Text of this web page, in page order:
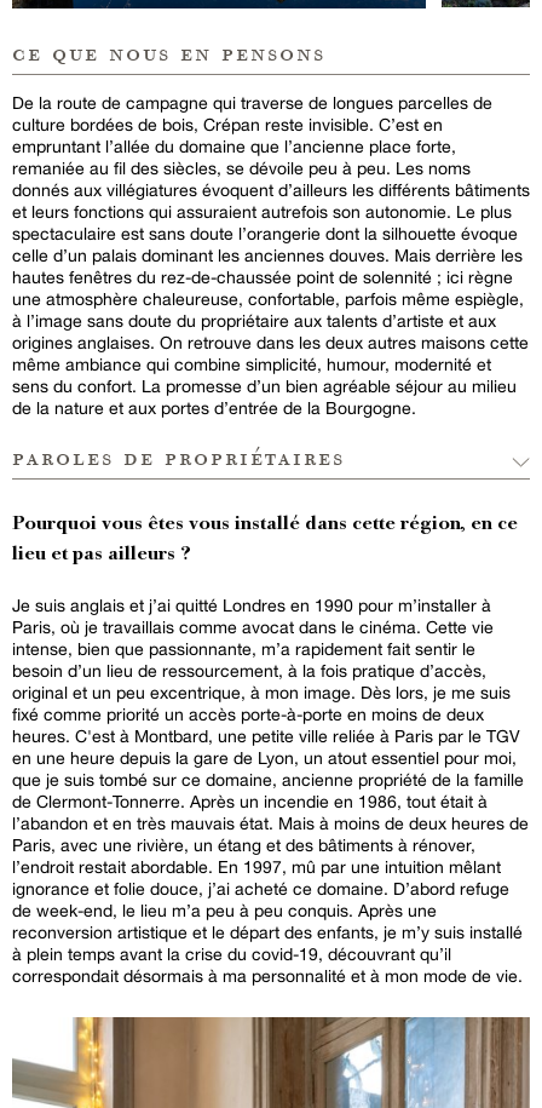
ce que nous en pensons
De la route de campagne qui traverse de longues parcelles de
culture bordées de bois, Crépan reste invisible. C’est en
empruntant l’allée du domaine que l’ancienne place forte,
remaniée au fil des siècles, se dévoile peu à peu. Les noms
donnés aux villégiatures évoquent d’ailleurs les différents bâtiments
et leurs fonctions qui assuraient autrefois son autonomie. Le plus
spectaculaire est sans doute l’orangerie dont la silhouette évoque
celle d’un palais dominant les anciennes douves. Mais derrière les
hautes fenêtres du rez-de-chaussée point de solennité ; ici règne
une atmosphère chaleureuse, confortable, parfois même espiègle,
à l’image sans doute du propriétaire aux talents d’artiste et aux
origines anglaises. On retrouve dans les deux autres maisons cette
même ambiance qui combine simplicité, humour, modernité et
sens du confort. La promesse d’un bien agréable séjour au milieu
de la nature et aux portes d’entrée de la Bourgogne.
paroles de propriétaires
Pourquoi vous êtes vous installé dans cette région, en ce
lieu et pas ailleurs ?
Je suis anglais et j’ai quitté Londres en 1990 pour m’installer à
Paris, où je travaillais comme avocat dans le cinéma. Cette vie
intense, bien que passionnante, m’a rapidement fait sentir le
besoin d’un lieu de ressourcement, à la fois pratique d’accès,
original et un peu excentrique, à mon image. Dès lors, je me suis
fixé comme priorité un accès porte-à-porte en moins de deux
heures. C'est à Montbard, une petite ville reliée à Paris par le TGV
en une heure depuis la gare de Lyon, un atout essentiel pour moi,
que je suis tombé sur ce domaine, ancienne propriété de la famille
de Clermont-Tonnerre. Après un incendie en 1986, tout était à
l’abandon et en très mauvais état. Mais à moins de deux heures de
Paris, avec une rivière, un étang et des bâtiments à rénover,
l’endroit restait abordable. En 1997, mû par une intuition mêlant
ignorance et folie douce, j’ai acheté ce domaine. D’abord refuge
de week-end, le lieu m’a peu à peu conquis. Après une
reconversion artistique et le départ des enfants, je m’y suis installé
à plein temps avant la crise du covid-19, découvrant qu’il
correspondait désormais à ma personnalité et à mon mode de vie.